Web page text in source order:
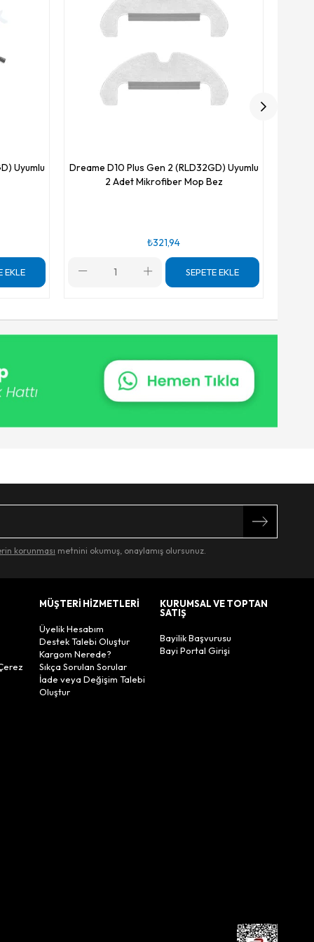
Uyumlu
EKLE
Dreame D10 Plus Gen 2 (RLD32GD) Uyumlu
2 Adet Mikrofiber Mop Bez
₺321,94
SEPETE EKLE
korunması metnini okumuş, onaylamış olursunuz.
MÜŞTERİ HİZMETLERİ
Üyelik Hesabım
Destek Talebi Oluştur
Kargom Nerede?
Sıkça Sorulan Sorular
İade veya Değişim Talebi
Oluştur
KURUMSAL VE TOPTAN
SATIŞ
Bayilik Başvurusu
Bayi Portal Girişi